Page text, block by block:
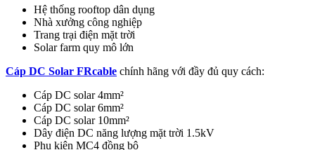
Hệ thống rooftop dân dụng
Nhà xưởng công nghiệp
Trang trại điện mặt trời
Solar farm quy mô lớn
Cáp DC Solar FRcable chính hãng với đầy đủ quy cách:
Cáp DC solar 4mm²
Cáp DC solar 6mm²
Cáp DC solar 10mm²
Dây điện DC năng lượng mặt trời 1.5kV
Phụ kiện MC4 đồng bộ